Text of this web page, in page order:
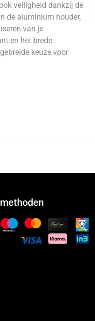
veiligheid dankzij de
de aluminium houder,
van je
en het brede
keuze voor